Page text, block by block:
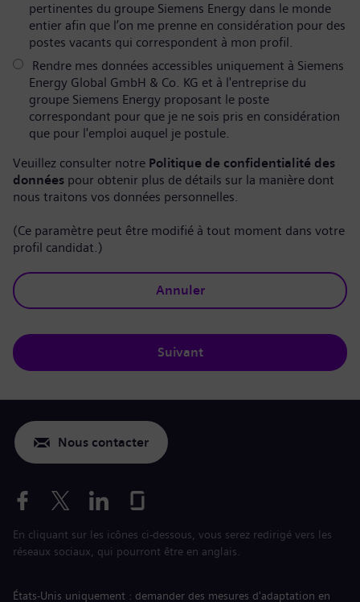
pertinentes du groupe Siemens Energy dans le monde
entier afin que l’on me prenne en considération pour des
postes vacants qui correspondent à mon profil.
Rendre mes données accessibles uniquement à Siemens
Energy Global GmbH & Co. KG et à l'entreprise du
groupe Siemens Energy proposant le poste
correspondant pour que je ne sois pris en considération
que pour l'emploi auquel je postule.
Veuillez consulter notre Politique de confidentialité des
données pour obtenir plus de détails sur la manière dont
nous traitons vos données personnelles.
(Ce paramètre peut être modifié à tout moment dans votre
profil candidat.)
Annuler
Suivant
Nous contacter
En cliquant sur les icônes ci-dessous, vous serez redirigé vers les
réseaux sociaux, qui pourront être en anglais.
États-Unis uniquement : demander des mesures d'adaptation en